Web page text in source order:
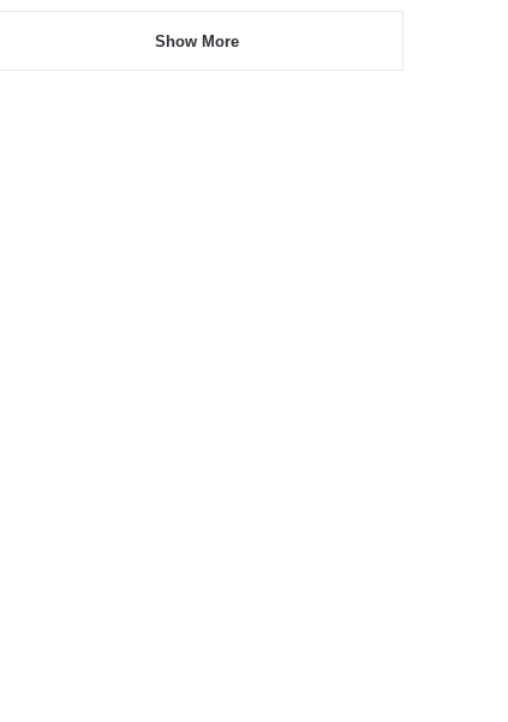
Show More